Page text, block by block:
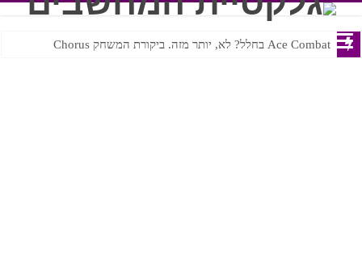
Ace Combat בחלל? לא, יותר מזה. ביקורת המשחק Chorus
Steven Universe והשירים שתורגמו בצורה נוראית לעברית